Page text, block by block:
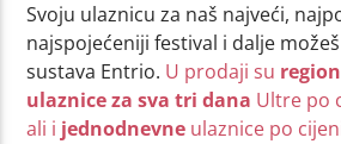
Svoju ulaznicu za naš najveći,
najspojećeniji festival i dalje
sustava Entrio. U prodaji su
ulaznice za sva tri dana Ultre po
ali i jednodnevne ulaznice po